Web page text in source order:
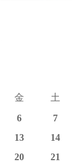
金
土
6
7
13
14
20
21